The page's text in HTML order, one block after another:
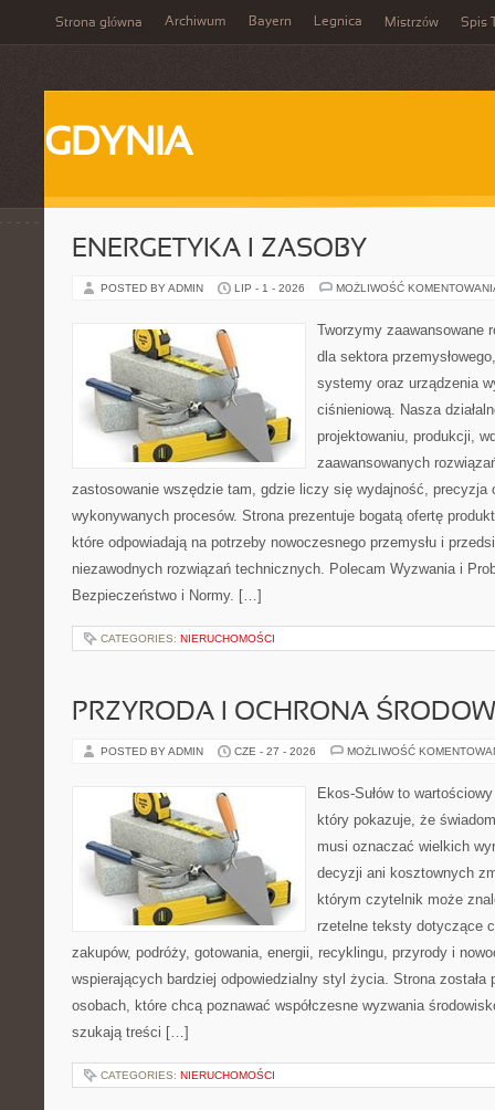
Strona główna Archiwum Bayern Legnica Mistrzów Spis
GDYNIA
ENERGETYKA I ZASOBY
POSTED BY ADMIN LIP - 1 - 2026 MOŻLIWOŚĆ
Tworzymy zaawansowane
dla sektora
systemy oraz urządzenia
ciśnieniową. Nasza
projektowaniu, produkcji,
zaawansowanych
zastosowanie wszędzie tam, gdzie liczy się wydajność, precyzja
wykonywanych procesów. Strona prezentuje bogatą ofertę
które odpowiadają na potrzeby nowoczesnego przemysłu i
niezawodnych rozwiązań technicznych. Polecam Wyzwania i
Bezpieczeństwo i Normy. […]
CATEGORIES: NIERUCHOMOŚCI
PRZYRODA I OCHRONA
POSTED BY ADMIN CZE - 27 - 2026 MOŻLIWOŚĆ
Ekos-Sułów to
który pokazuje, że
musi oznaczać wielkich
decyzji ani kosztownych
którym czytelnik może
rzetelne teksty dotyczące
zakupów, podróży, gotowania, energii, recyklingu, przyrody i
wspierających bardziej odpowiedzialny styl życia. Strona została
osobach, które chcą poznawać współczesne wyzwania
szukają treści […]
CATEGORIES: NIERUCHOMOŚCI